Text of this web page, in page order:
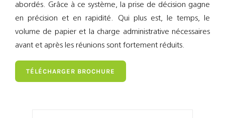
abordés. Grâce à ce système, la prise de décision gagne
en précision et en rapidité. Qui plus est, le temps, le
volume de papier et la charge administrative nécessaires
avant et après les réunions sont fortement réduits.
TÉLÉCHARGER BROCHURE